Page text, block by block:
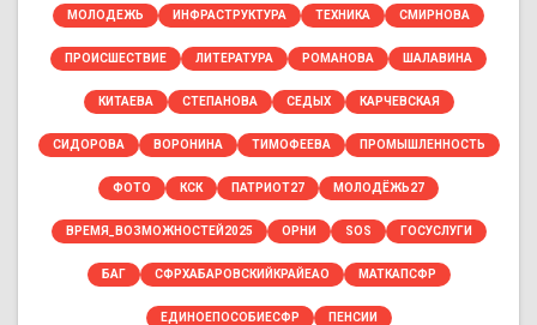
МОЛОДЕЖЬ ИНФРАСТРУКТУРА ТЕХНИКА СМИРНОВА
ПРОИСШЕСТВИЕ ЛИТЕРАТУРА РОМАНОВА ШАЛАВИНА
КИТАЕВА СТЕПАНОВА СЕДЫХ КАРЧЕВСКАЯ
СИДОРОВА ВОРОНИНА ТИМОФЕЕВА ПРОМЫШЛЕННОСТЬ
ФОТО КСК ПАТРИОТ27 МОЛОДЁЖЬ27
ВРЕМЯ_ВОЗМОЖНОСТЕЙ2025 ОРНИ SOS ГОСУСЛУГИ
БАГ СФРХАБАРОВСКИЙКРАЙЕАО МАТКАПСФР
ЕДИНОЕПОСОБИЕСФР ПЕНСИИ